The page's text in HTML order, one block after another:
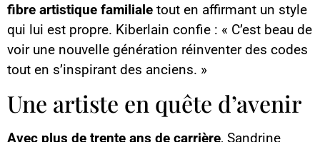
fibre artistique familiale tout en affirmant un style
qui lui est propre. Kiberlain confie : « C’est beau de
voir une nouvelle génération réinventer des codes
tout en s’inspirant des anciens. »
Une artiste en quête d’avenir
Avec plus de trente ans de carrière, Sandrine